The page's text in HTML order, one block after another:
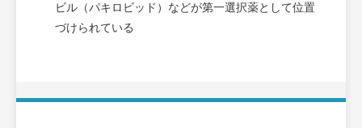
ビル（パキロビッド）などが第一選択薬として位置
づけられている